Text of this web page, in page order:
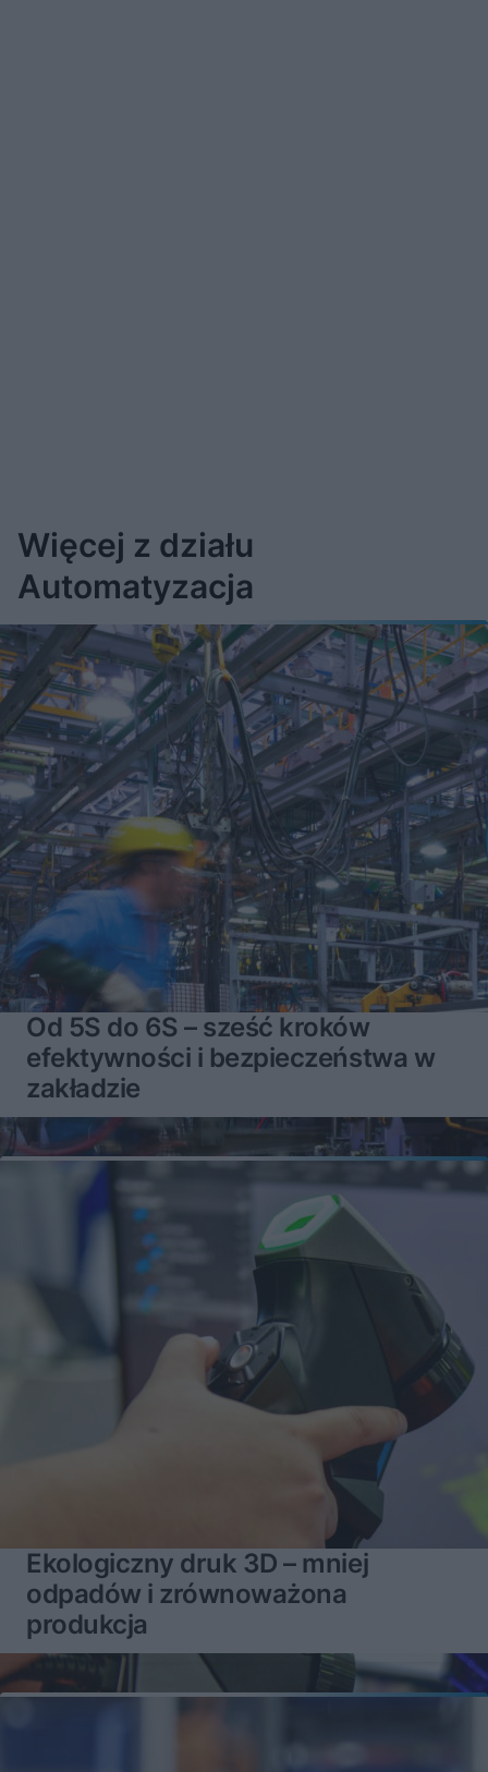
Więcej z działu
Automatyzacja
Od 5S do 6S – sześć kroków
efektywności i bezpieczeństwa w
zakładzie
Ekologiczny druk 3D – mniej
odpadów i zrównoważona
produkcja